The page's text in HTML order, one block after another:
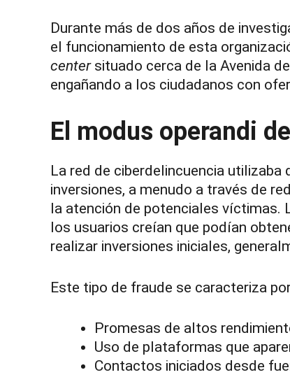
Durante más de dos años de
el funcionamiento de esta
centersituado cerca de la Avenida
engañando a los ciudadanos con
El modus operandi
La red de ciberdelincuencia
inversiones, a menudo a través de
la atención de potenciales víctimas.
los usuarios creían que podían
realizar inversiones iniciales,
Este tipo de fraude se caracteriza
Promesas de altos
Uso de plataformas que
Contactos iniciados desde